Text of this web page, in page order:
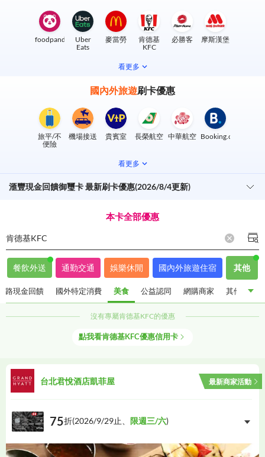
foodpanda
Uber
Eats
麥當勞
肯德基
KFC
必勝客 摩斯漢堡
看更多
國內外旅遊刷卡優惠
旅平/不
便險
機場接送 貴賓室 長榮航空 中華航空 Booking.com
看更多
滙豐現金回饋御璽卡 最新刷卡優惠(2026/8/4更新)
本卡全部優惠
肯德基KFC
餐飲外送 通勤交通 娛樂休閒 國內外旅遊住宿 其他
指定通路現金回饋 國外特定消費 美食 公益認同
其他優惠
路現金回饋 國外特定消費 美食 公益認同 網購商家 其他優惠
沒有專屬肯德基KFC的優惠
點我看肯德基KFC優惠信用卡
台北君悅酒店凱菲屋 最新商家活動
75折(2026/9/29止、 限週三/六)